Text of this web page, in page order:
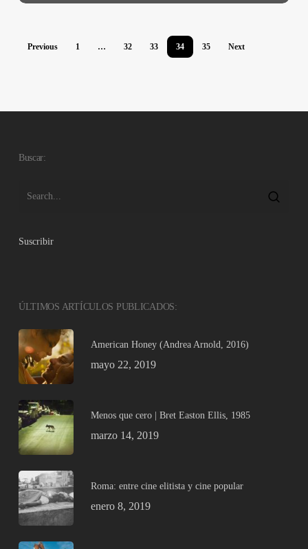
Previous 1 … 32 33 34 35 Next
Buscar:
Suscribir
ÚLTIMOS ARTÍCULOS PUBLICADOS:
American Honey (Andrea Arnold, 2016)
mayo 22, 2019
Menos que cero | Bret Easton Ellis, 1985
marzo 14, 2019
Roma: entre cine elitista y cine popular
enero 8, 2019